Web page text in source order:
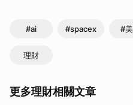
#ai #spacex #
理財
更多理財相關文章